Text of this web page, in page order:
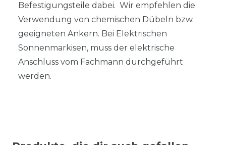
Befestigungsteile dabei. Wir empfehlen die
Verwendung von chemischen Dübeln bzw.
geeigneten Ankern. Bei Elektrischen
Sonnenmarkisen, muss der elektrische
Anschluss vom Fachmann durchgeführt
werden.